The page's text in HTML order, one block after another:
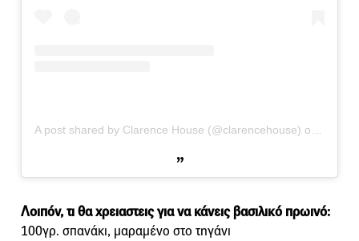
A post shared by Clarence House (@clarencehouse) on
Λοιπόν, τι θα χρειαστεις για να κάνεις βασιλικό πρωινό:
100γρ. σπανάκι, μαραμένο στο τηγάνι